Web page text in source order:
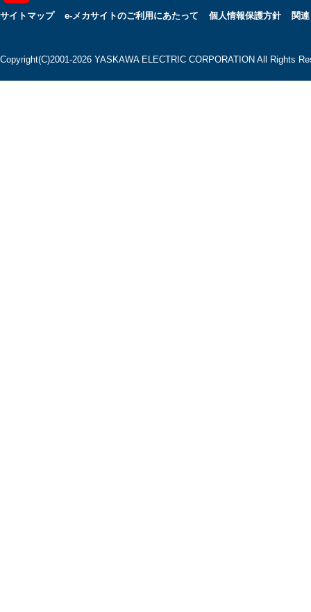
サイトマップ e-メカサイトのご利用にあたって 個人情報保護方針 関
Copyright(C)2001‐2026 YASKAWA ELECTRIC CORPORATION All Rights